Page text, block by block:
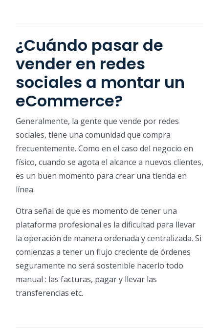
¿Cuándo pasar de
vender en redes
sociales a montar un
eCommerce?
Generalmente, la gente que vende por redes
sociales, tiene una comunidad que compra
frecuentemente. Como en el caso del negocio en
físico, cuando se agota el alcance a nuevos clientes,
es un buen momento para crear una tienda en
línea.
Otra señal de que es momento de tener una
plataforma profesional es la dificultad para llevar
la operación de manera ordenada y centralizada. Si
comienzas a tener un flujo creciente de órdenes
seguramente no será sostenible hacerlo todo
manual : las facturas, pagar y llevar las
transferencias etc.